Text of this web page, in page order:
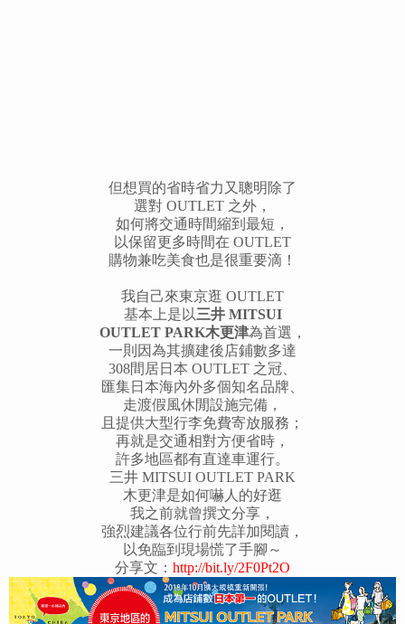
但想買的省時省力又聰明除了
選對 OUTLET 之外，
如何將交通時間縮到最短，
以保留更多時間在 OUTLET
購物兼吃美食也是很重要滴！
我自己來東京逛 OUTLET
基本上是以三井 MITSUI
OUTLET PARK木更津為首選，
一則因為其擴建後店鋪數多達
308間居日本 OUTLET 之冠、
匯集日本海內外多個知名品牌、
走渡假風休閒設施完備，
且提供大型行李免費寄放服務；
再就是交通相對方便省時，
許多地區都有直達車運行。
三井 MITSUI OUTLET PARK
木更津是如何嚇人的好逛
我之前就曾撰文分享，
強烈建議各位行前先詳加閱讀，
以免臨到現場慌了手腳～
分享文： http://bit.ly/2F0Pt2O